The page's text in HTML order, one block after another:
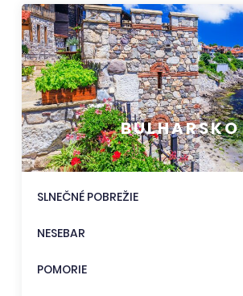
BULHARSKO
SLNEČNÉ POBREŽIE
NESEBAR
POMORIE